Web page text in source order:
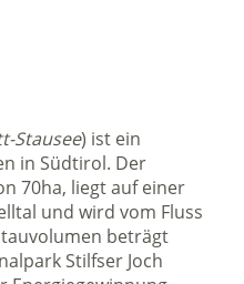
Stausee) ist ein
in Südtirol. Der
70ha, liegt auf einer
und wird vom Fluss
beträgt
Stilfser Joch